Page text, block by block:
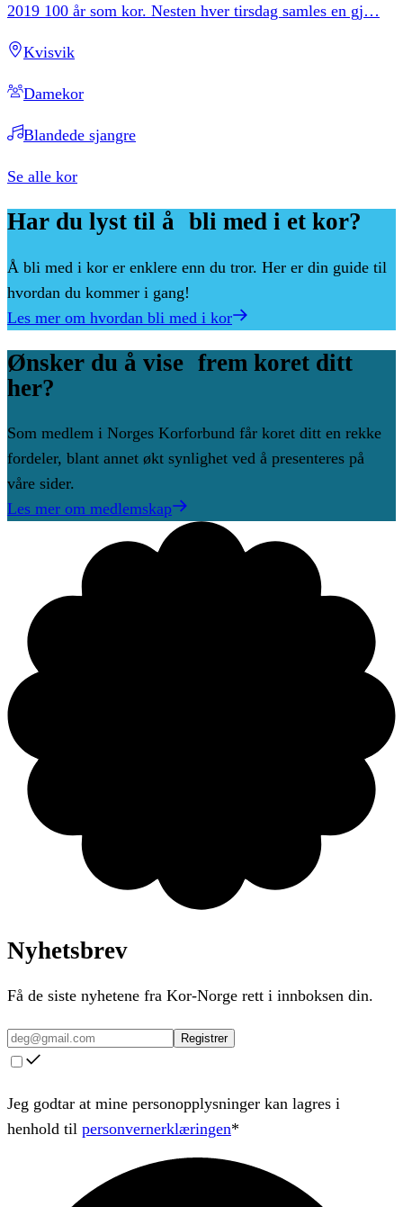
2019 100 år som kor. Nesten hver tirsdag samles en gj…
Kvisvik
Damekor
Blandede sjangre
Se alle kor
Har du lyst til å bli med i et kor?
Å bli med i kor er enklere enn du tror. Her er din guide til
hvordan du kommer i gang!
Les mer om hvordan bli med i kor
Ønsker du å vise frem koret ditt
her?
Som medlem i Norges Korforbund får koret ditt en rekke
fordeler, blant annet økt synlighet ved å presenteres på
våre sider.
Les mer om medlemskap
Nyhetsbrev
Få de siste nyhetene fra Kor-Norge rett i innboksen din.
Registrer
Jeg godtar at mine personopplysninger kan lagres i
henhold til personvernerklæringen*